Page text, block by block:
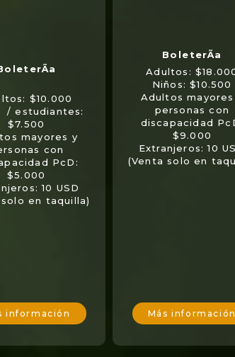
$10.000
/ estudiantes:
$7.500
mayores y
con
PcD:
$5.000
10 USD
en taquilla)
información
Adultos:
Niños: $10.500
Adultos mayores
personas con
discapacidad
$9.000
Extranjeros: 10
(Venta solo en
Más información